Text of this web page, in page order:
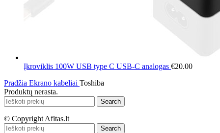
Įkroviklis 100W USB type C USB-C analogas €20.00
Pradžia Ekrano kabeliai Toshiba
Produktų nerasta.
Search
© Copyright Afitas.lt
Search